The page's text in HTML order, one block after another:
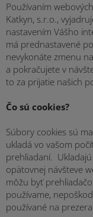
Používaním
Katkyn, s.r.o.,
nastavením Vášho
má prednastavené
nevykonáte zmenu
a pokračujete v
to za prijatie našich
Čo sú cookies?
Súbory cookies sú
ukladá vo vašom
prehliadaní.
opätovnej návšteve
môžu byť
používame,
používané na